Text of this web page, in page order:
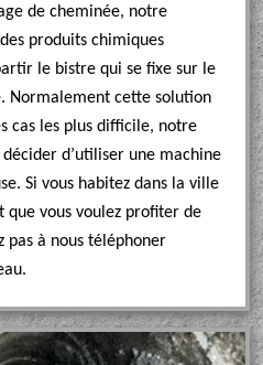
de cheminée, notre
produits chimiques
le bistre qui se fixe sur le
Normalement cette solution
cas les plus difficile, notre
d’utiliser une machine
Si vous habitez dans la ville
que vous voulez profiter de
pas à nous téléphoner